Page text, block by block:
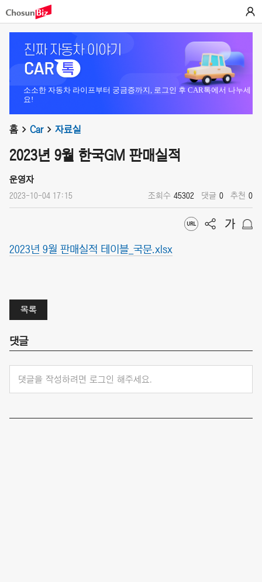
소소한 자동차 라이프부터 궁금증까지, 로그인 후 CAR톡에서 나누세
요!
홈 Car 자료실
2023년 9월 한국GM 판매실적
운영자
2023-10-04 17:15 조회수 45302 댓글 0 추천 0
2023년 9월 판매실적 테이블_국문.xlsx
목록
댓글
댓글을 작성하려면 로그인 해주세요.